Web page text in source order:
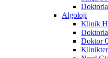
Algoloji
Klinik
Doktor